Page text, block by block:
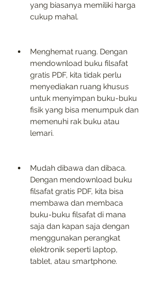
yang biasanya memiliki harga
cukup mahal.
Menghemat ruang. Dengan
mendownload buku filsafat
gratis PDF, kita tidak perlu
menyediakan ruang khusus
untuk menyimpan buku-buku
fisik yang bisa menumpuk dan
memenuhi rak buku atau
lemari.
Mudah dibawa dan dibaca.
Dengan mendownload buku
filsafat gratis PDF, kita bisa
membawa dan membaca
buku-buku filsafat di mana
saja dan kapan saja dengan
menggunakan perangkat
elektronik seperti laptop,
tablet, atau smartphone.